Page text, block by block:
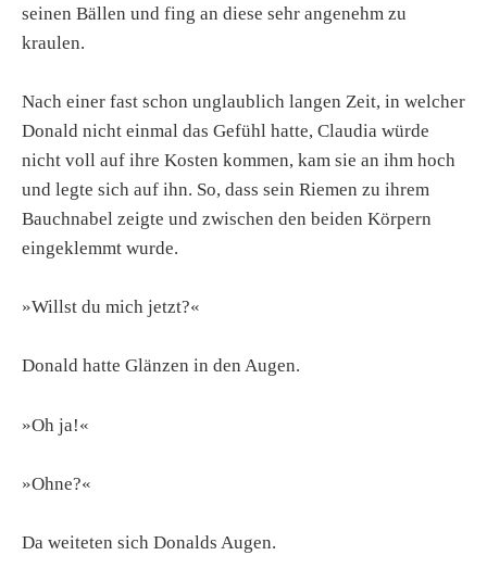
seinen Bällen und fing an diese sehr angenehm zu
kraulen.
Nach einer fast schon unglaublich langen Zeit, in welcher
Donald nicht einmal das Gefühl hatte, Claudia würde
nicht voll auf ihre Kosten kommen, kam sie an ihm hoch
und legte sich auf ihn. So, dass sein Riemen zu ihrem
Bauchnabel zeigte und zwischen den beiden Körpern
eingeklemmt wurde.
»Willst du mich jetzt?«
Donald hatte Glänzen in den Augen.
»Oh ja!«
»Ohne?«
Da weiteten sich Donalds Augen.